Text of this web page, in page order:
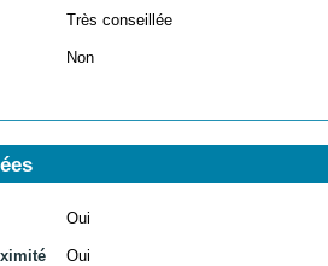
Très conseillée
Non
Oui
Oui